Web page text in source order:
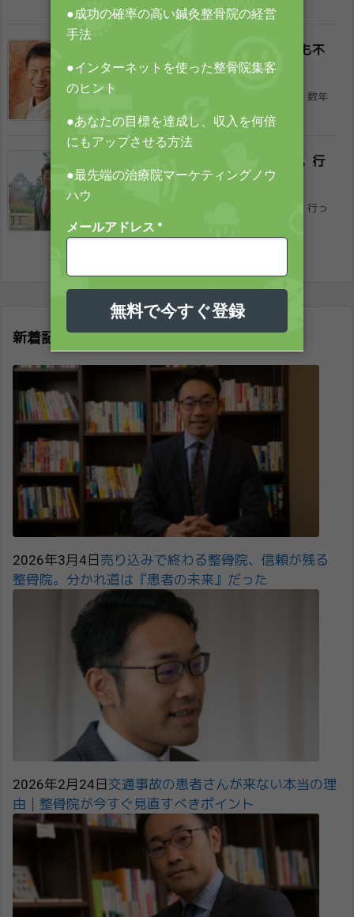
日、今日と、私の友人である埼玉の ...
整骨院で不正請求する経営者は、次も不
正を​する
こんにちは。 YMC株式会社のヨリミツです。 数年
前から、安保法案に関する話題で ...
治療院経営ノウハウを知っても無駄。行
動を​起こさねば！
こんにちは。 YMC株式会社のヨリミツです。 行っ
てきましたよ！ アンソニー・ロ ...
新着記事
2026年3月4日 売り込みで終わる整骨院、信頼が残る
整骨院。分かれ道は『患者の未来』だった
2026年2月24日 交通事故の患者さんが来ない本当の理
由｜整骨院が今すぐ見直すべきポイント